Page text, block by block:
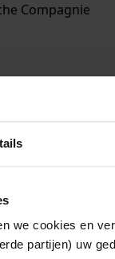
we cookies en
partijen) uw
Compagnie